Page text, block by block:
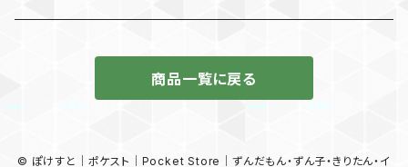
└ 缶キーホルダー32mm
└ コルクコースター
商品一覧に戻る
© ぽけすと│ポケスト│Pocket Store│ずんだもん・ずん子・きりたん・イ